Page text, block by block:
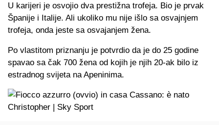
U karijeri je osvojio dva prestižna trofeja. Bio je prvak
Španije i Italije. Ali ukoliko mu nije išlo sa osvajnjem
trofeja, onda jeste sa osvajanjem žena.
Po vlastitom priznanju je potvrdio da je do 25 godine
spavao sa čak 700 žena od kojih je njih 20-ak bilo iz
estradnog svijeta na Apeninima.